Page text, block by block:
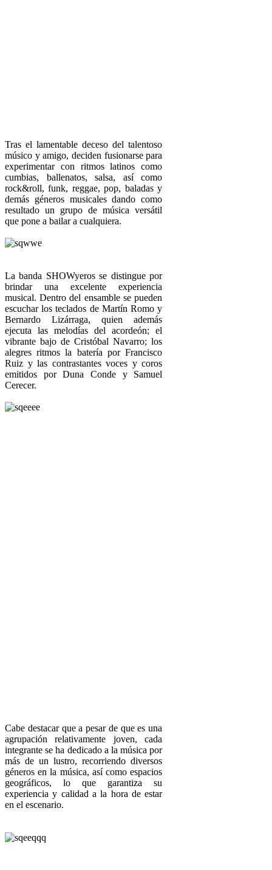
Tras el lamentable deceso del talentoso
músico y amigo, deciden fusionarse para
experimentar con ritmos latinos como
cumbias, ballenatos, salsa, así como
rock&roll, funk, reggae, pop, baladas y
demás géneros musicales dando como
resultado un grupo de música versátil
que pone a bailar a cualquiera.
La banda SHOWyeros se distingue por
brindar una excelente experiencia
musical. Dentro del ensamble se pueden
escuchar los teclados de Martín Romo y
Bernardo Lizárraga, quien además
ejecuta las melodías del acordeón; el
vibrante bajo de Cristóbal Navarro; los
alegres ritmos la batería por Francisco
Ruiz y las contrastantes voces y coros
emitidos por Duna Conde y Samuel
Cerecer.
Cabe destacar que a pesar de que es una
agrupación relativamente joven, cada
integrante se ha dedicado a la música por
más de un lustro, recorriendo diversos
géneros en la música, así como espacios
geográficos, lo que garantiza su
experiencia y calidad a la hora de estar
en el escenario.